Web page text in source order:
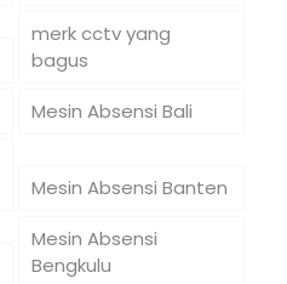
merk cctv yang
bagus
Mesin Absensi Bali
Mesin Absensi Banten
Mesin Absensi
Bengkulu